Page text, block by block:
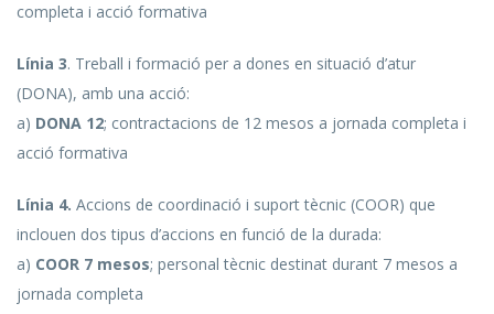
completa i acció formativa
Línia 3. Treball i formació per a dones en situació d’atur
(DONA), amb una acció:
a) DONA 12; contractacions de 12 mesos a jornada completa i
acció formativa
Línia 4. Accions de coordinació i suport tècnic (COOR) que
inclouen dos tipus d’accions en funció de la durada:
a) COOR 7 mesos; personal tècnic destinat durant 7 mesos a
jornada completa